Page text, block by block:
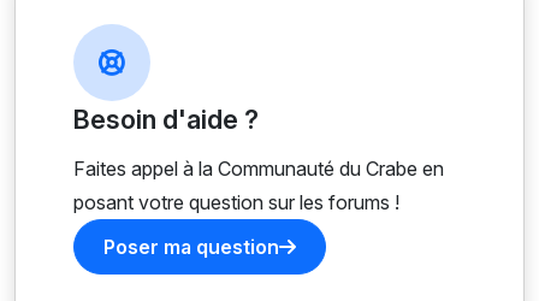
Besoin d'aide ?
Faites appel à la Communauté du Crabe en
posant votre question sur les forums !
Poser ma question